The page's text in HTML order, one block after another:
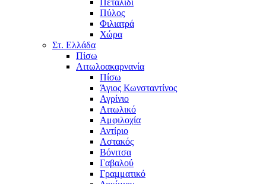
Πεταλίδι
Πύλος
Φιλιατρά
Χώρα
Στ. Ελλάδα
Πίσω
Αιτωλοακαρνανία
Πίσω
Άγιος Κωνσταντίνος
Αγρίνιο
Αιτωλικό
Αμφιλοχία
Αντίριο
Αστακός
Βόνιτσα
Γαβαλού
Γραμματικό